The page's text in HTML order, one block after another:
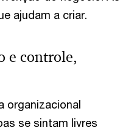
ajudam a criar.
e controle,
organizacional
se sintam livres